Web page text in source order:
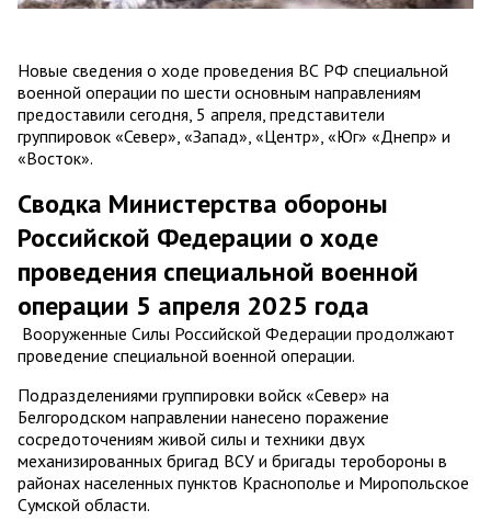
Новые сведения о ходе проведения ВС РФ специальной
военной операции по шести основным направлениям
предоставили сегодня, 5 апреля, представители
группировок «Север», «Запад», «Центр», «Юг» «Днепр» и
«Восток».
Сводка Министерства обороны
Российской Федерации о ходе
проведения специальной военной
операции 5 апреля 2025 года
Вооруженные Силы Российской Федерации продолжают
проведение специальной военной операции.
Подразделениями группировки войск «Север» на
Белгородском направлении нанесено поражение
сосредоточениям живой силы и техники двух
механизированных бригад ВСУ и бригады теробороны в
районах населенных пунктов Краснополье и Миропольское
Сумской области.